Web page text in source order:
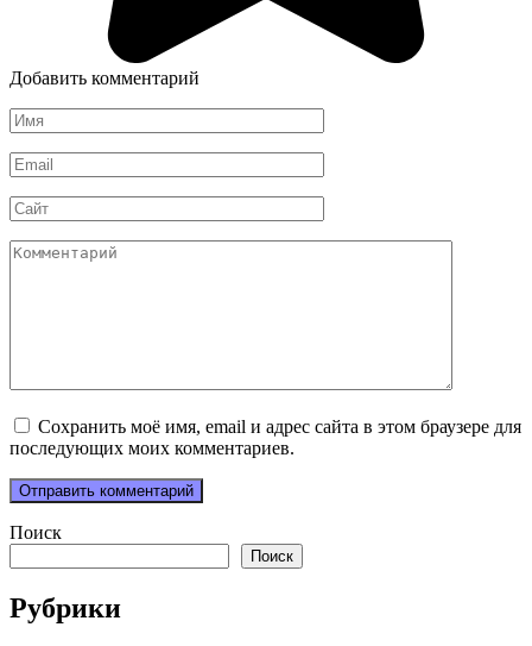
Добавить комментарий
Имя
*
Email
*
Сайт
Комментарий
Сохранить моё имя, email и адрес сайта в этом браузере для
последующих моих комментариев.
Поиск
Поиск
Рубрики